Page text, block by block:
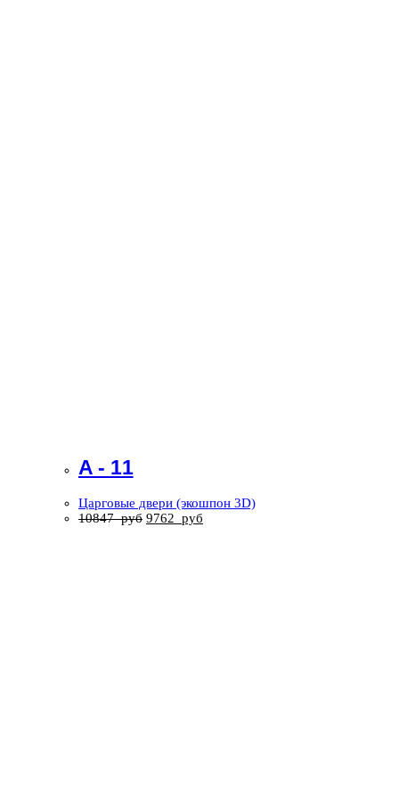
A - 11
Царговые двери (экошпон 3D)
10847руб 9762 руб